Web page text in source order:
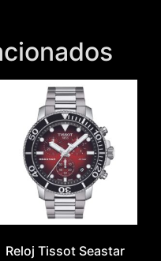
Reloj Tissot Seastar